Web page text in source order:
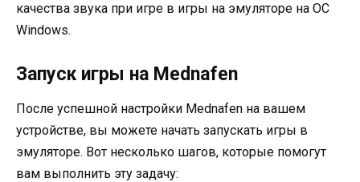
качества звука при игре в игры на эмуляторе на ОС
Windows.
Запуск игры на Mednafen
После успешной настройки Mednafen на вашем
устройстве, вы можете начать запускать игры в
эмуляторе. Вот несколько шагов, которые помогут
вам выполнить эту задачу: